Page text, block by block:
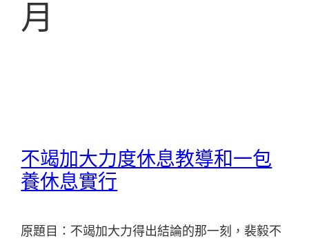
月
不竭加大力度休息教導和一包
養休息實行
原題目：不竭加大力得出結論的那一刻，裴毅不